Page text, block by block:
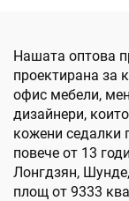
Нашата оптова
проектирана за
офис мебели,
дизайнери,
кожени седалки
повече от 13
Лонгдзян,
площ от 9333